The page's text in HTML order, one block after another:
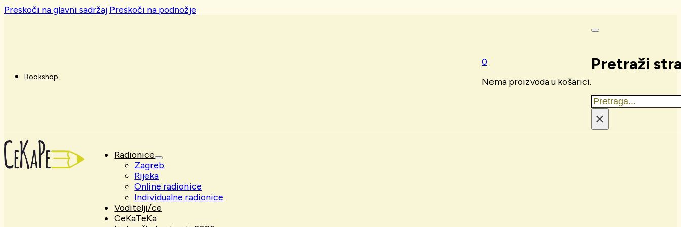
Preskoči na glavni sadržaj Preskoči na podnožje
Bookshop
0
Nema proizvoda u košarici.
Pretraži
Traži
×
Radionice
Zagreb
Rijeka
Online radionice
Individualne radionice
Voditelji/ce
CeKaTeKa